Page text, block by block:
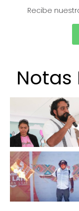
Recibe
Notas